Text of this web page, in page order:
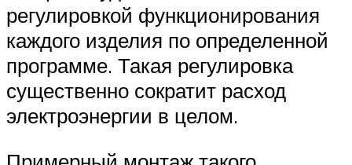
регулировкой функционирования
каждого изделия по определенной
программе. Такая регулировка
существенно сократит расход
электроэнергии в целом.